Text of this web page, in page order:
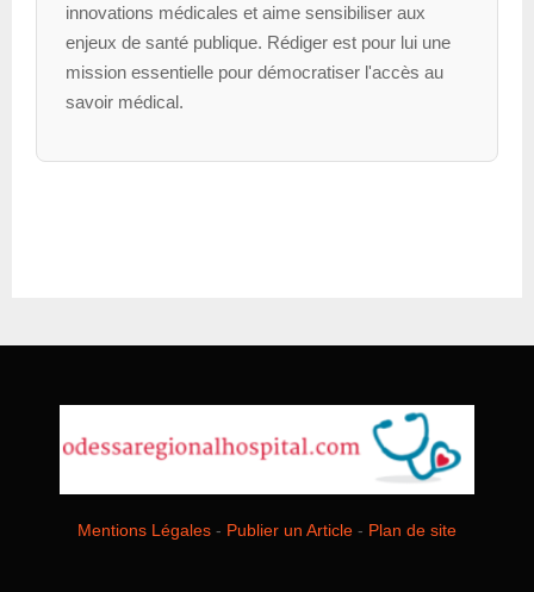
innovations médicales et aime sensibiliser aux
enjeux de santé publique. Rédiger est pour lui une
mission essentielle pour démocratiser l'accès au
savoir médical.
Mentions Légales - Publier un Article - Plan de site